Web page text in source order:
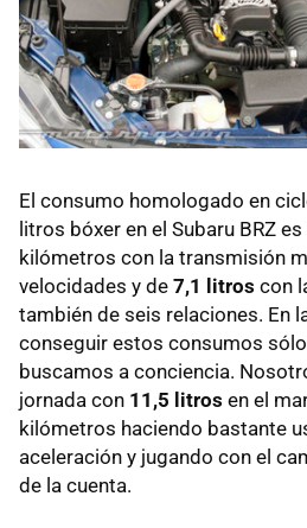
El consumo homologado en
litros bóxer en el Subaru BRZ es
kilómetros con la transmisión
velocidades y de 7,1 litros con
también de seis relaciones. En
conseguir estos consumos
buscamos a conciencia.
jornada con 11,5 litros en el
kilómetros haciendo bastante
aceleración y jugando con el
de la cuenta.